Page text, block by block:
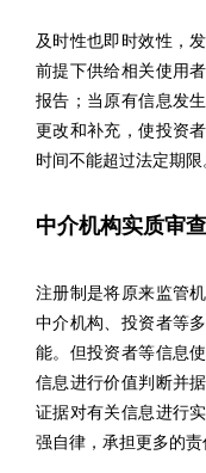
及时性也即时效性，
前提下供给相关使用
报告；当原有信息发
更改和补充，使投资
时间不能超过法定期限
中介机构实质审
注册制是将原来监管
中介机构、投资者等
能。但投资者等信息
信息进行价值判断并
证据对有关信息进行
强自律，承担更多的责